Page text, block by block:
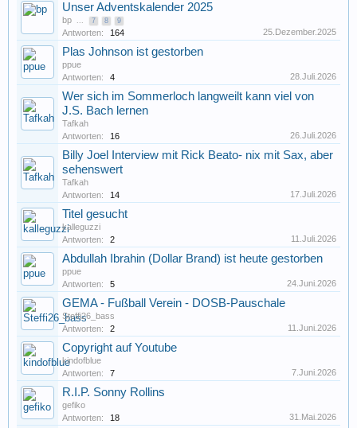
Unser Adventskalender 2025
bp ... 7 8 9
Antworten: 164 25.Dezember.2025
Plas Johnson ist gestorben
ppue
Antworten:
4 28.Juli.2026
Wer sich im Sommerloch langweilt kann viel von
J.S. Bach lernen
Tafkah
Antworten:
16 26.Juli.2026
Billy Joel Interview mit Rick Beato- nix mit Sax, aber
sehenswert
Tafkah
Antworten:
14 17.Juli.2026
Titel gesucht
kalleguzzi
Antworten:
2 11.Juli.2026
Abdullah Ibrahin (Dollar Brand) ist heute gestorben
ppue
Antworten:
5 24.Juni.2026
GEMA - Fußball Verein - DOSB-Pauschale
Steffi26_bass
Antworten:
2 11.Juni.2026
Copyright auf Youtube
kindofblue
Antworten:
7 7.Juni.2026
R.I.P. Sonny Rollins
gefiko
Antworten:
18 31.Mai.2026